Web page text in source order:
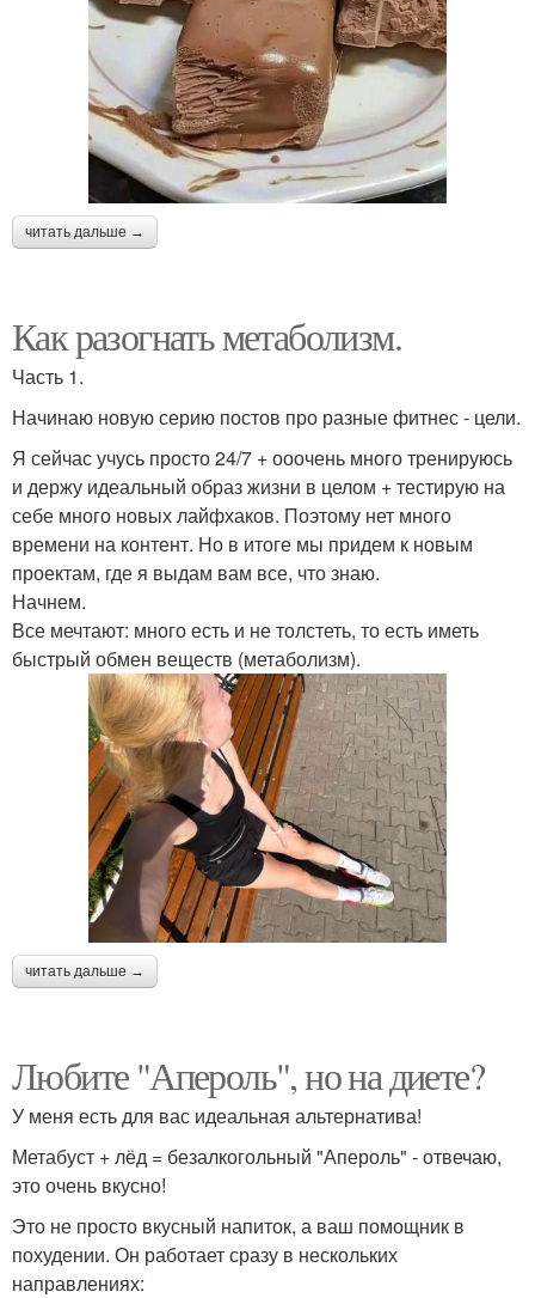
читать дальше →
Как разогнать метаболизм.
Часть 1.
Начинаю новую серию постов про разные фитнес - цели.
Я сейчас учусь просто 24/7 + ооочень много тренируюсь
и держу идеальный образ жизни в целом + тестирую на
себе много новых лайфхаков. Поэтому нет много
времени на контент. Но в итоге мы придем к новым
проектам, где я выдам вам все, что знаю.
Начнем.
Все мечтают: много есть и не толстеть, то есть иметь
быстрый обмен веществ (метаболизм).
читать дальше →
Любите "Апероль", но на диете?
У меня есть для вас идеальная альтернатива!
Метабуст + лёд = безалкогольный "Апероль" - отвечаю,
это очень вкусно!
Это не просто вкусный напиток, а ваш помощник в
похудении. Он работает сразу в нескольких
направлениях: